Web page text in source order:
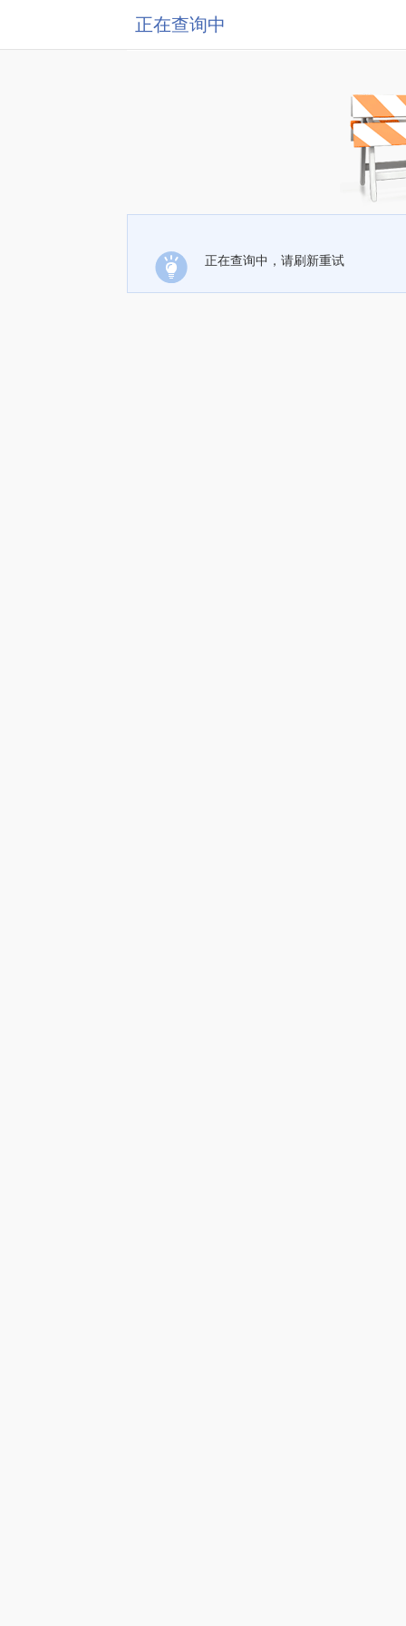
正在查询中
正在查询中，请刷新重试